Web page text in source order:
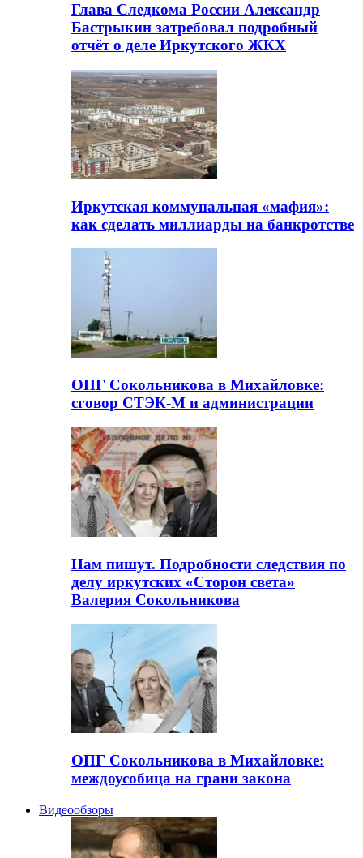
Глава Следкома России Александр
Бастрыкин затребовал подробный
отчёт о деле Иркутского ЖКХ
Иркутская коммунальная «мафия»:
как сделать миллиарды на банкротстве
ОПГ Сокольникова в Михайловке:
сговор СТЭК-М и администрации
Нам пишут. Подробности следствия по
делу иркутских «Сторон света»
Валерия Сокольникова
ОПГ Сокольникова в Михайловке:
междоусобица на грани закона
Видеообзоры